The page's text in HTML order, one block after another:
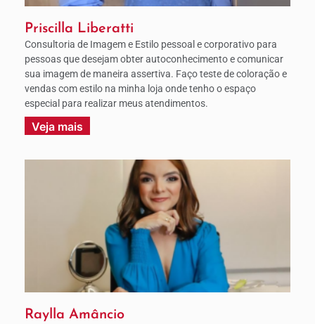
Priscilla Liberatti
Consultoria de Imagem e Estilo pessoal e corporativo para
pessoas que desejam obter autoconhecimento e comunicar
sua imagem de maneira assertiva. Faço teste de coloração e
vendas com estilo na minha loja onde tenho o espaço
especial para realizar meus atendimentos.
Veja mais
Raylla Amâncio